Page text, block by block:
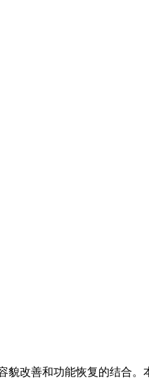
改善和功能恢复的结合